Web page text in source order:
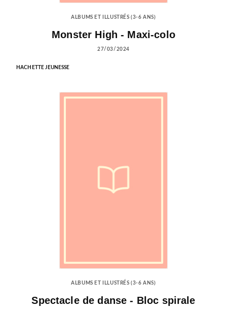
ALBUMS ET ILLUSTRÉS (3-6 ANS)
Monster High - Maxi-colo
27/03/2024
HACHETTE JEUNESSE
ALBUMS ET ILLUSTRÉS (3-6 ANS)
Spectacle de danse - Bloc spirale